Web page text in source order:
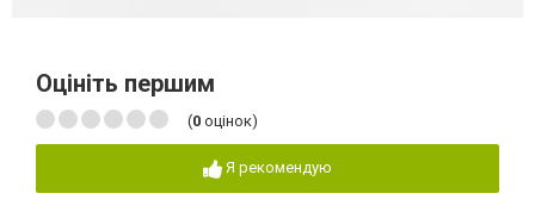
Оцініть першим
(0 оцінок)
Я рекомендую